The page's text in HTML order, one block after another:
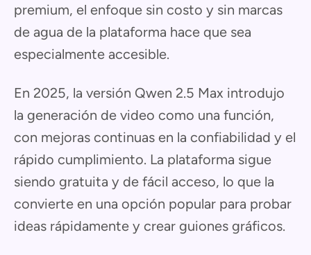
premium, el enfoque sin costo y sin marcas
de agua de la plataforma hace que sea
especialmente accesible.
En 2025, la versión Qwen 2.5 Max introdujo
la generación de video como una función,
con mejoras continuas en la confiabilidad y el
rápido cumplimiento. La plataforma sigue
siendo gratuita y de fácil acceso, lo que la
convierte en una opción popular para probar
ideas rápidamente y crear guiones gráficos.